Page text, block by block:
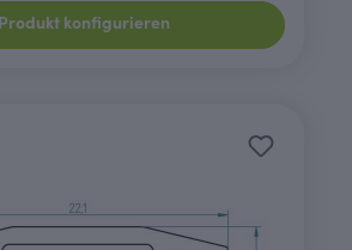
Produkt konfigurieren